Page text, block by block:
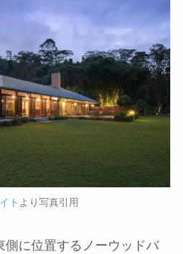
ト より写真引用
側に位置するノーウッドバ